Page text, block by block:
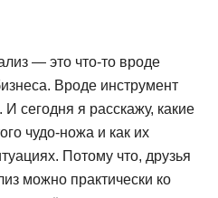
— это что-то вроде
Вроде инструмент
сегодня я расскажу, какие
чудо-ножа и как их
Потому что, друзья
можно практически ко